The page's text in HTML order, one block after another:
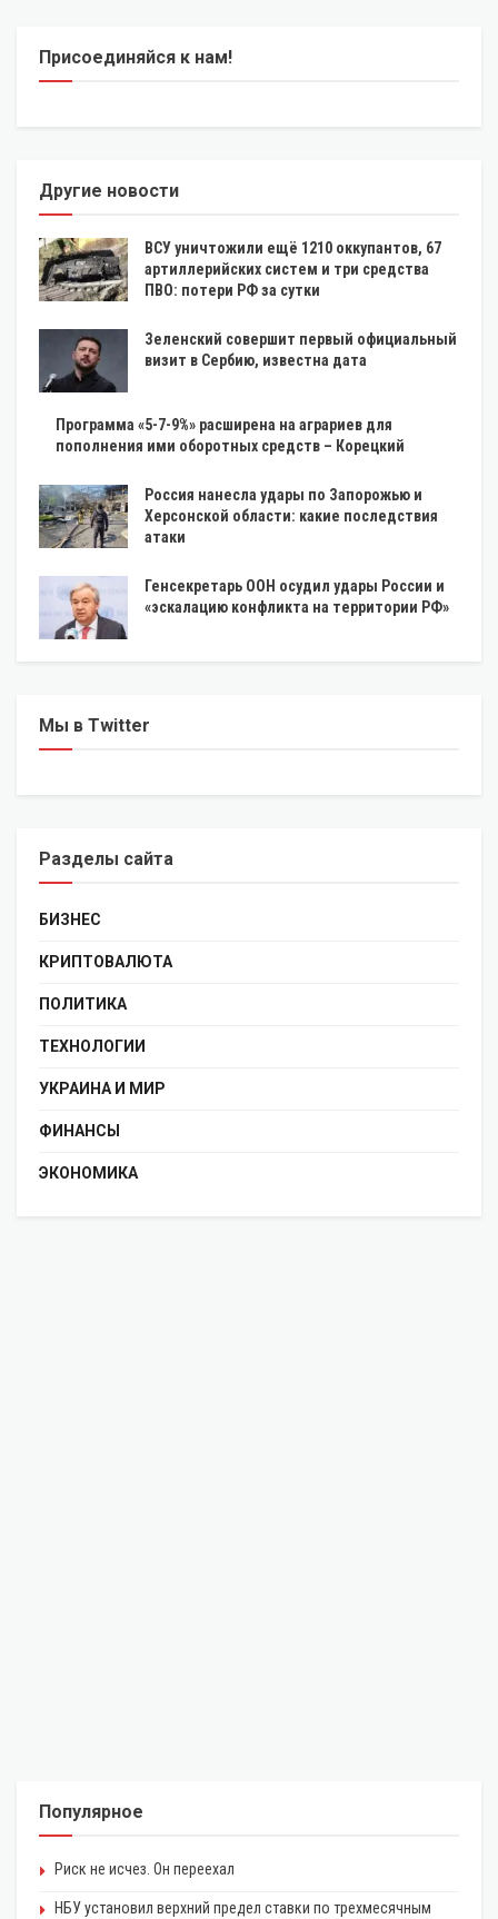
Присоединяйся к нам!
Другие новости
ВСУ уничтожили ещё 1210 оккупантов, 67
артиллерийских систем и три средства
ПВО: потери РФ за сутки
Зеленский совершит первый официальный
визит в Сербию, известна дата
Программа «5-7-9%» расширена на аграриев для
пополнения ими оборотных средств – Корецкий
Россия нанесла удары по Запорожью и
Херсонской области: какие последствия
атаки
Генсекретарь ООН осудил удары России и
«эскалацию конфликта на территории РФ»
Мы в Twitter
Разделы сайта
БИЗНЕС
КРИПТОВАЛЮТА
ПОЛИТИКА
ТЕХНОЛОГИИ
УКРАИНА И МИР
ФИНАНСЫ
ЭКОНОМИКА
Популярное
Риск не исчез. Он переехал
НБУ установил верхний предел ставки по трехмесячным